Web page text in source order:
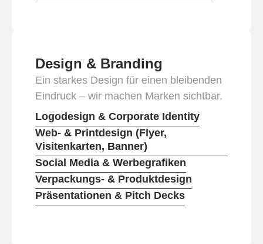
Design & Branding
Ein starkes Design für einen bleibenden
Eindruck – wir machen Marken sichtbar.
Logodesign & Corporate Identity
Web- & Printdesign (Flyer,
Visitenkarten, Banner)
Social Media & Werbegrafiken
Verpackungs- & Produktdesign
Präsentationen & Pitch Decks